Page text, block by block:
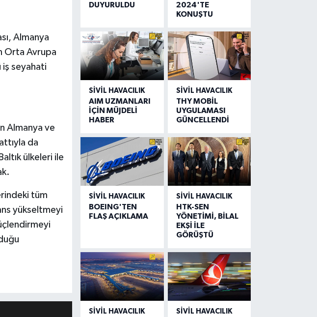
Almanya
Orta Avrupa
iş seyahati
Almanya ve
da
ülkeleri ile
tüm
yükseltmeyi
DUYURULDU
2024'TE
KONUŞTU
SIVIL HAVACILIK
AIM UZMANLARI
İÇİN MÜJDELİ
HABER
SIVIL HAVACILIK
THY MOBİL
UYGULAMASI
GÜNCELLENDİ
SIVIL HAVACILIK
BOEING'TEN
FLAŞ AÇIKLAMA
SIVIL HAVACILIK
HTK-SEN
YÖNETİMİ, BİLAL
EKŞİ İLE
GÖRÜŞTÜ
SIVIL HAVACILIK SIVIL HAVACILIK